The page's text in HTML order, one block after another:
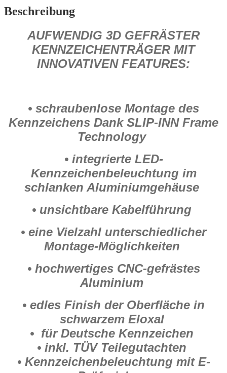
Beschreibung
AUFWENDIG 3D GEFRÄSTER
KENNZEICHENTRÄGER MIT
INNOVATIVEN FEATURES:
• schraubenlose Montage des
Kennzeichens Dank SLIP-INN Frame
Technology
• integrierte LED-
Kennzeichenbeleuchtung im
schlanken Aluminiumgehäuse
• unsichtbare Kabelführung
• eine Vielzahl unterschiedlicher
Montage-Möglichkeiten
• hochwertiges CNC-gefrästes
Aluminium
• edles Finish der Oberfläche in
schwarzem Eloxal
• für Deutsche Kennzeichen
• inkl. TÜV Teilegutachten
• Kennzeichenbeleuchtung mit E-